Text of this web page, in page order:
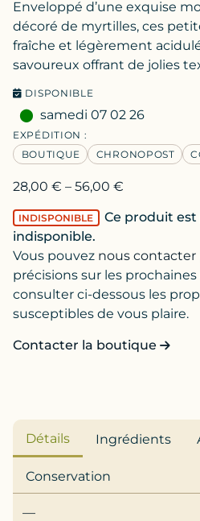
Enveloppé d’une exquise
décoré de myrtilles, ces
fraîche et légèrement
savoureux offrant de jolies
DISPONIBLE
samedi 07 02 26
EXPÉDITION :
BOUTIQUE
CHRONOPOST
28,00 € – 56,00 €
INDISPONIBLE
Ce produit
indisponible.
Vous pouvez nous contacter
précisions sur les
consulter ci-dessous les
susceptibles de vous plaire.
Contacter la boutique
Détails Ingrédients
Conservation
—